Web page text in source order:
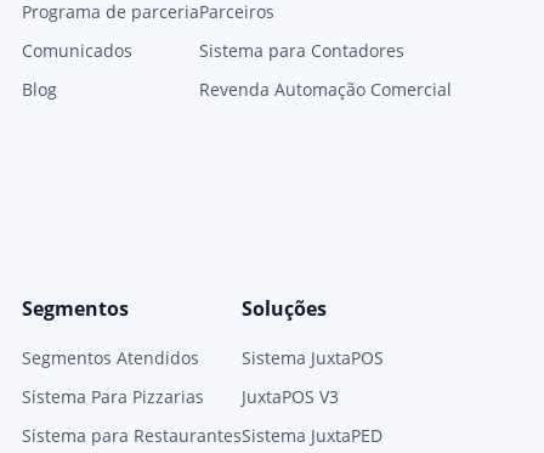
Programa de parceria
Comunicados
Blog
Parceiros
Sistema para Contadores
Revenda Automação Comercial
Segmentos
Segmentos Atendidos
Sistema Para Pizzarias
Sistema para Restaurantes
Soluções
Sistema JuxtaPOS
JuxtaPOS V3
Sistema JuxtaPED